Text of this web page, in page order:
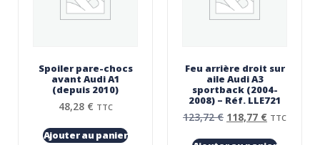
Spoiler pare-chocs
avant Audi A1
(depuis 2010)
48,28 € TTC
Ajouter au panier
Feu arrière droit sur
aile Audi A3
sportback (2004-
2008) – Réf. LLE721
123,72€ 118,77 € TTC